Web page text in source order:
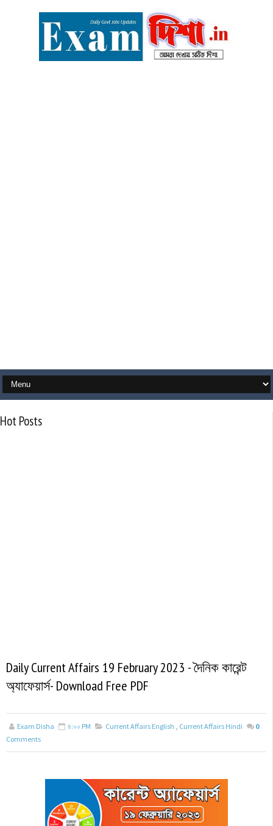
Hot Posts
Daily Current Affairs 19 February 2023 - দৈনিক কারেন্ট
অ্যাফেয়ার্স- Download Free PDF
Exam Disha ৪:০০ PM Current Affairs English , Current Affairs Hindi
0
Comments